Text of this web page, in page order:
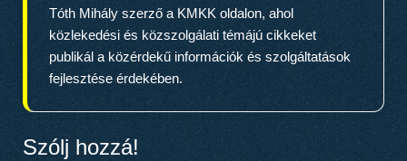
Tóth Mihály szerző a KMKK oldalon, ahol
közlekedési és közszolgálati témájú cikkeket
publikál a közérdekű információk és szolgáltatások
fejlesztése érdekében.
Szólj hozzá!